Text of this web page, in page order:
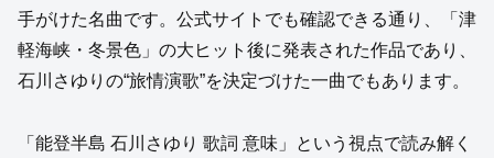
手がけた名曲です。公式サイトでも確認できる通り、「津
軽海峡・冬景色」の大ヒット後に発表された作品であり、
石川さゆりの“旅情演歌”を決定づけた一曲でもあります。
「能登半島 石川さゆり 歌詞 意味」という視点で読み解く